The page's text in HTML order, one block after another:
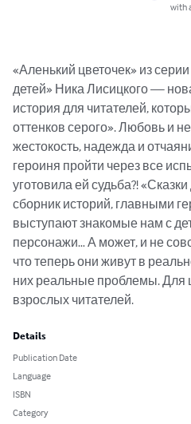
with
«Аленький цветочек» из
детей» Ника Лисицкого —
история для читателей,
оттенков серого». Любовь и
жестокость, надежда и
героиня пройти через все
уготовила ей судьба?!
сборник историй, главными
выступают знакомые нам с
персонажи… А может, и не
что теперь они живут в
них реальные проблемы. Для
взрослых читателей.
Details
Publication Date
Language
ISBN
Category